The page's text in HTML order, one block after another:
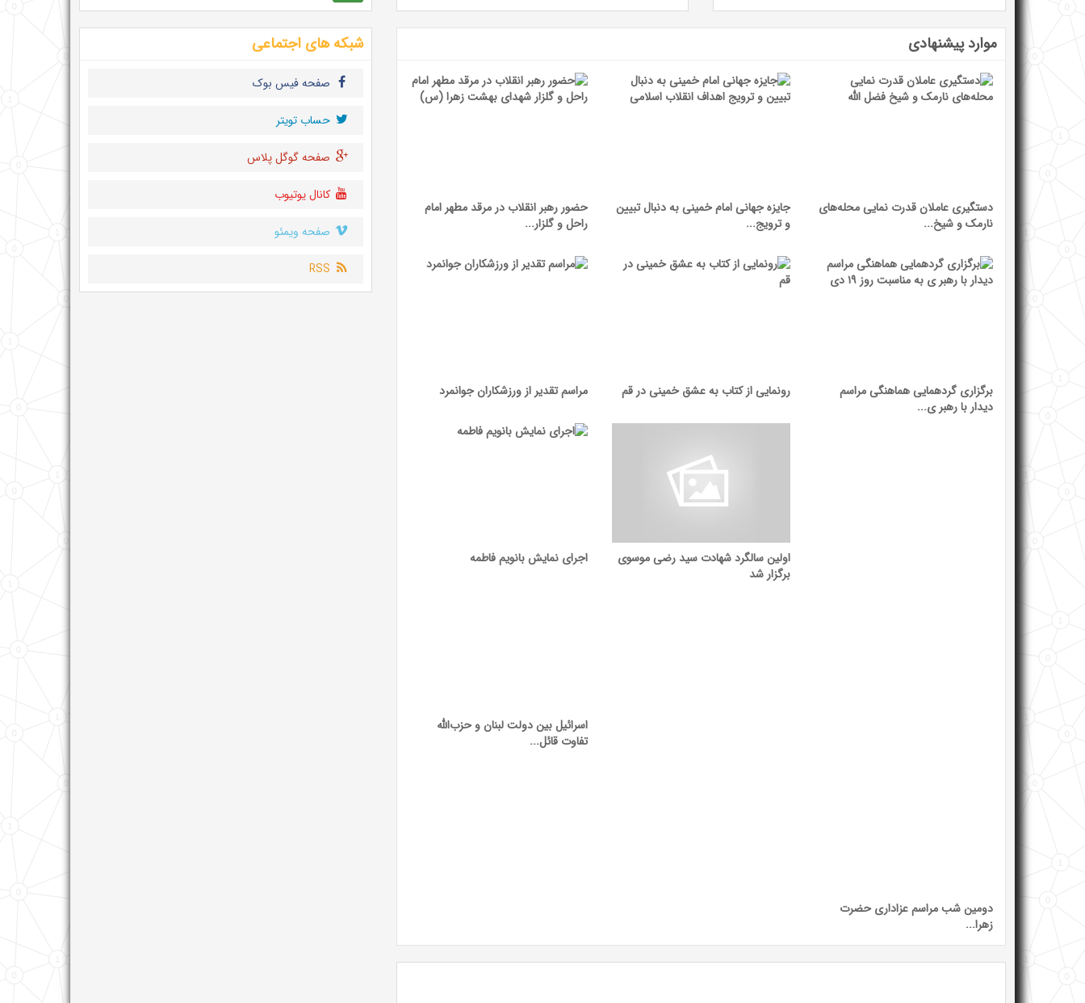
موارد پیشنهادی
دستگیری عاملان قدرت نمایی محله‌های
نارمک و شیخ...
جایزه جهانی امام خمینی به دنبال تبیین
و ترویج...
حضور رهبر انقلاب در مرقد مطهر امام
راحل و گلزار...
برگزاری گردهمایی هماهنگی مراسم
دیدار با رهبر ی...
رونمایی از کتاب به عشق خمینی در قم مراسم تقدیر از ورزشکاران جوانمرد
اولین سالگرد شهادت سید رضی موسوی
برگزار شد
اجرای نمایش بانویم فاطمه
اسرائیل بین دولت لبنان و حزب‌الله
تفاوت قائل...
دومین شب مراسم عزاداری حضرت
زهرا...
شبکه های اجتماعی
صفحه فیس بوک
حساب تويتر
صفحه گوگل پلاس
کانال یوتیوب
صفحه ویمئو